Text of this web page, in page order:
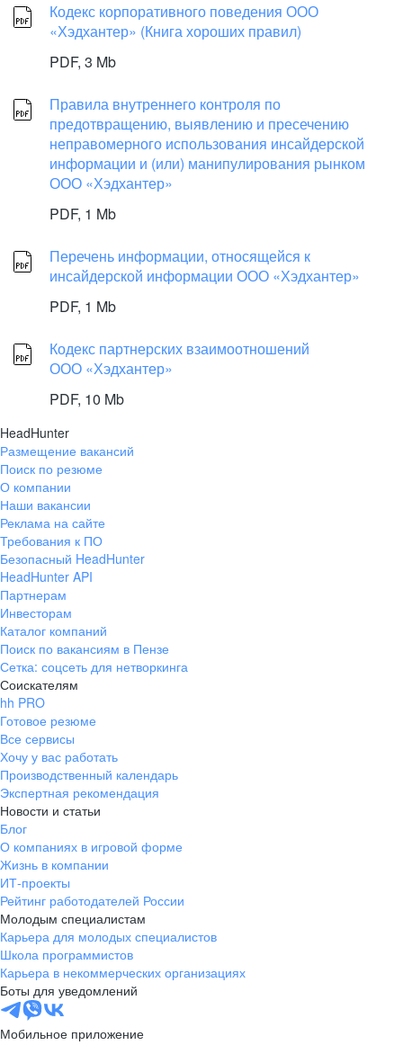
Кодекс корпоративного поведения ООО
«Хэдхантер» (Книга хороших правил)
PDF, 3 Mb
Правила внутреннего контроля по
предотвращению, выявлению и пресечению
неправомерного использования инсайдерской
информации и (или) манипулирования рынком
ООО «Хэдхантер»
PDF, 1 Mb
Перечень информации, относящейся к
инсайдерской информации ООО «Хэдхантер»
PDF, 1 Mb
Кодекс партнерских взаимоотношений
ООО «Хэдхантер»
PDF, 10 Mb
HeadHunter
Размещение вакансий
Поиск по резюме
О компании
Наши вакансии
Реклама на сайте
Требования к ПО
Безопасный HeadHunter
HeadHunter API
Партнерам
Инвесторам
Каталог компаний
Поиск по вакансиям в Пензе
Сетка: соцсеть для нетворкинга
Соискателям
hh PRO
Готовое резюме
Все сервисы
Хочу у вас работать
Производственный календарь
Экспертная рекомендация
Новости и статьи
Блог
О компаниях в игровой форме
Жизнь в компании
ИТ-проекты
Рейтинг работодателей России
Молодым специалистам
Карьера для молодых специалистов
Школа программистов
Карьера в некоммерческих организациях
Боты для уведомлений
Мобильное приложение